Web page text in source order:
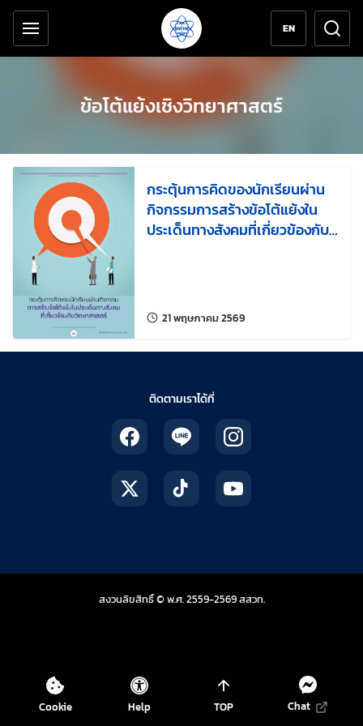
ข้ามไปยังเนื้อหาหลัก
เครื่องมือช่วยเหลือ
EN
ข้อโต้แย้งเชิงวิทยาศาสตร์
กระตุ้นการคิดของนักเรียนผ่าน
กิจกรรมการสร้างข้อโต้แย้งใน
ประเด็นทางสังคมที่เกี่ยวข้องกับ
21 พฤษภาคม 2569แก้ไขล่าสุดเมื่อ:
ติดตามเราได้ที่
สงวนลิขสิทธิ์ © พ.ศ. 2559-2569สสวท.สถาบันส่งเสริมการสอ
Cookie Help TOP Chat